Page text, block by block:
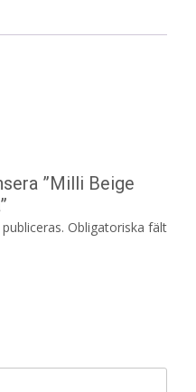
”Milli Beige
Obligatoriska fält